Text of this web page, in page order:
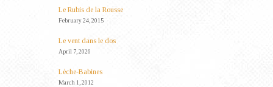
Le Rubis de la Rousse
February 24, 2015
Le vent dans le dos
April 7, 2026
Lèche-Babines
March 1, 2012